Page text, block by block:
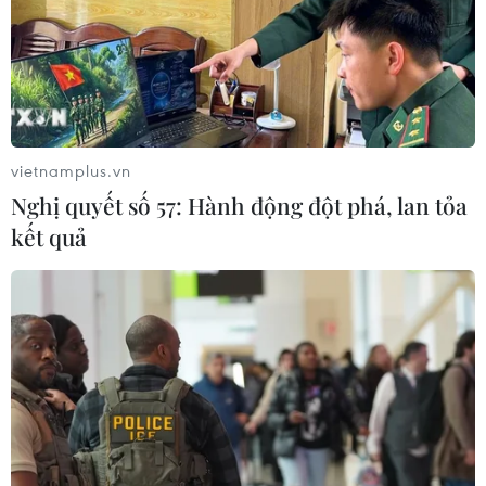
08/08/2026 12:20
Sửa đổi Luật Dầu khí: Phân cấp,
phân quyền nhưng phải kiểm soát
rủi ro
08/08/2026 11:05
Giải quyết khó khăn, vướng mắc
08/08/2026 09:54
Mỹ chi hơn 2 tỷ USD thúc đẩy ngành
pin và khoáng sản nội địa
08/08/2026 08:16
vietnamplus.vn
Nghị quyết số 57: Hành động đột phá, lan tỏa
kết quả